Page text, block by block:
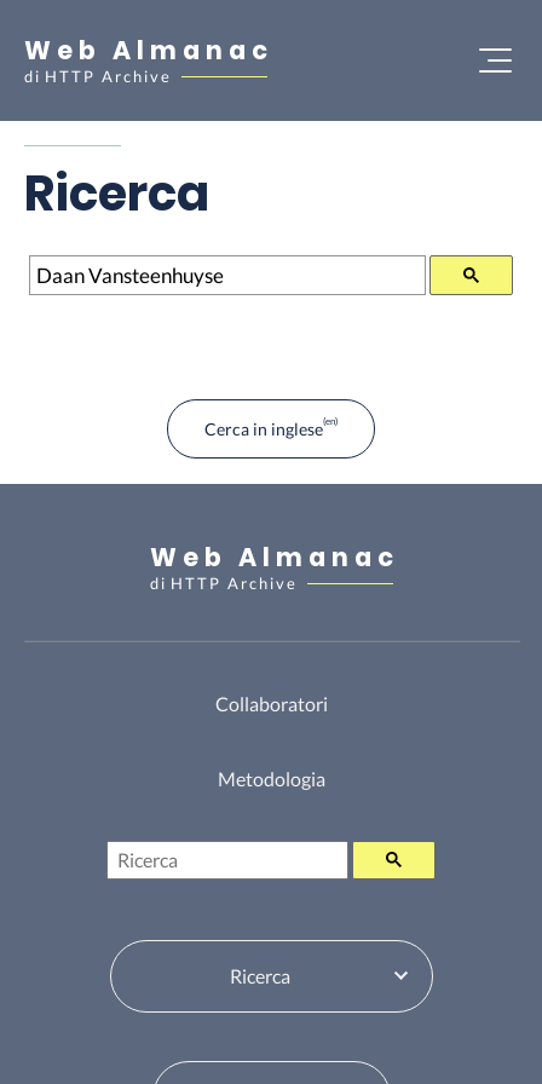
Web Almanac
di HTTP Archive
Ricerca
Ricerca
Cerca in inglese
Web Almanac
di HTTP Archive
Collaboratori
Metodologia
Ricerca
Seleziona sommario